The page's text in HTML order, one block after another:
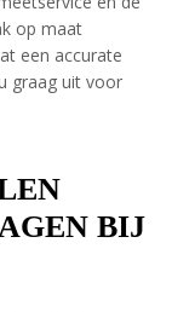
op maat
een accurate
graag uit voor
BIJ